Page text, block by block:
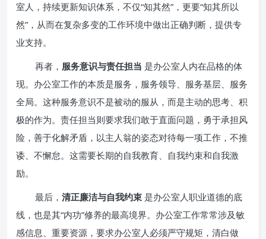
室人，持续更新知识体系，不仅“知其然”，更要“知其所以
然”，从而在复杂多变的工作环境中做出正确判断，提供专
业支持。
再者， 服务意识与责任担当 是办公室人内在品格的体
现。办公室工作的本质是服务，服务领导、服务基层、服务
全局。这种服务意识不是被动的服从，而是主动的思考、积
极的作为。责任担当则要求我们敢于直面问题，勇于承担风
险，善于化解矛盾，以主人翁的姿态对待每一项工作，不推
诿、不懈怠。这需要长期的自我教育、自我约束和自我激
励。
最后， 清正廉洁与自我约束 是办公室人职业道德的底
线，也是其“内功”修养的最高境界。办公室工作常常涉及敏
感信息、重要资源，要求办公室人必须严守规矩，清白做